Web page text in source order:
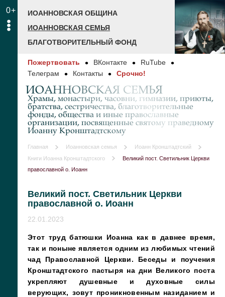
0+
ИОАННОВСКАЯ ОБЩИНА
ИОАННОВСКАЯ СЕМЬЯ
БЛАГОТВОРИТЕЛЬНЫЙ ФОНД
Пожертвовать ВКонтакте
RuTube
Телеграм
Контакты Срочно!
ИОАННОВСКАЯ СЕМЬЯ
Храмы, монастыри, часовни, гимназии, приюты,
братства, сестричества, благотворительные
фонды, общества и иные православные
организации, посвященные святому праведному
Иоанну Кронштадтскому
Главная Иоанновская семья
Иоанн Кронштадтский
Книги Иоанна Кронштадтского
Великий пост. Светильник Церкви
православной о. Иоанн
Великий пост. Светильник Церкви
православной о. Иоанн
22.01.2023
Этот труд батюшки Иоанна как в давнее время,
так и поныне является одним из любимых чтений
чад Православной Церкви. Беседы и поучения
Кронштадтского пастыря на дни Великого поста
укрепляют душевные и духовные силы
верующих, зовут проникновенным назиданием и